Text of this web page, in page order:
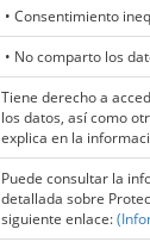
• Consentimiento
• No comparto los
Tiene derecho a
los datos, así como
explica en la
Puede consultar la
detallada sobre
siguiente enlace: